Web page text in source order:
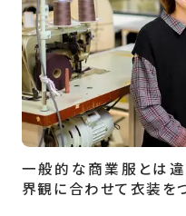
一般的な商業服とは
界観に合わせて衣装を